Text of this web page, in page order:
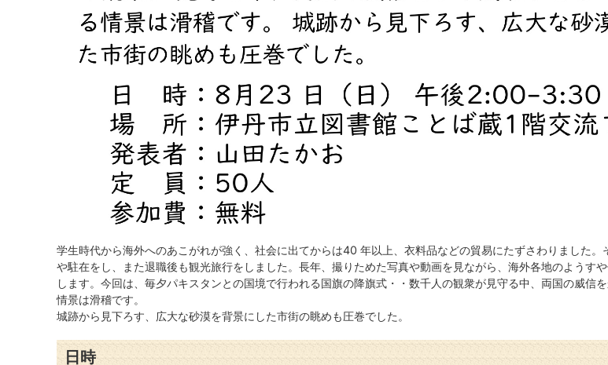
学生時代から海外へのあこがれが強く、社会に出てからは40 年以上、衣料品などの貿易にたずさわりました。
や駐在をし、また退職後も観光旅行をしました。長年、撮りためた写真や動画を見ながら、海外各地のようす
します。今回は、毎夕パキスタンとの国境で行われる国旗の降旗式・・数千人の観衆が見守る中、両国の威信
情景は滑稽です。
城跡から見下ろす、広大な砂漠を背景にした市街の眺めも圧巻でした。
日時